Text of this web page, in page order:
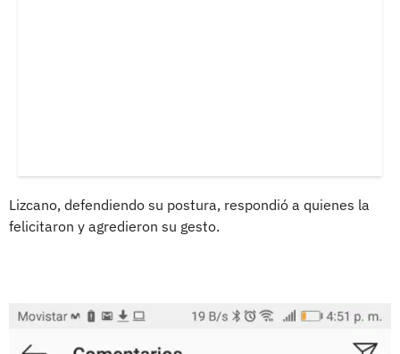
Lizcano, defendiendo su postura, respondió a quienes la
felicitaron y agredieron su gesto.